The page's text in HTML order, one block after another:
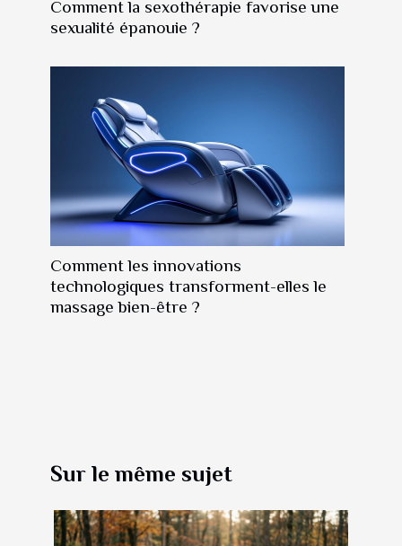
Comment la sexothérapie favorise une
sexualité épanouie ?
Comment les innovations
technologiques transforment-elles le
massage bien-être ?
Sur le même sujet